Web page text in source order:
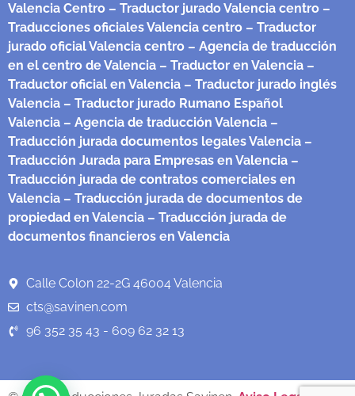
Valencia Centro – Traductor jurado Valencia centro –
Traducciones oficiales Valencia centro – Traductor
jurado oficial Valencia centro – Agencia de traducción
en el centro de Valencia – Traductor en Valencia –
Traductor oficial en Valencia – Traductor jurado inglés
Valencia – Traductor jurado Rumano Español
Valencia – Agencia de traducción Valencia –
Traducción jurada documentos legales Valencia –
Traducción Jurada para Empresas en Valencia –
Traducción jurada de contratos comerciales en
Valencia – Traducción jurada de documentos de
propiedad en Valencia – Traducción jurada de
documentos financieros en Valencia
Calle Colon 22-2G 46004 Valencia
cts@savinen.com
96 352 35 43 - 609 62 32 13